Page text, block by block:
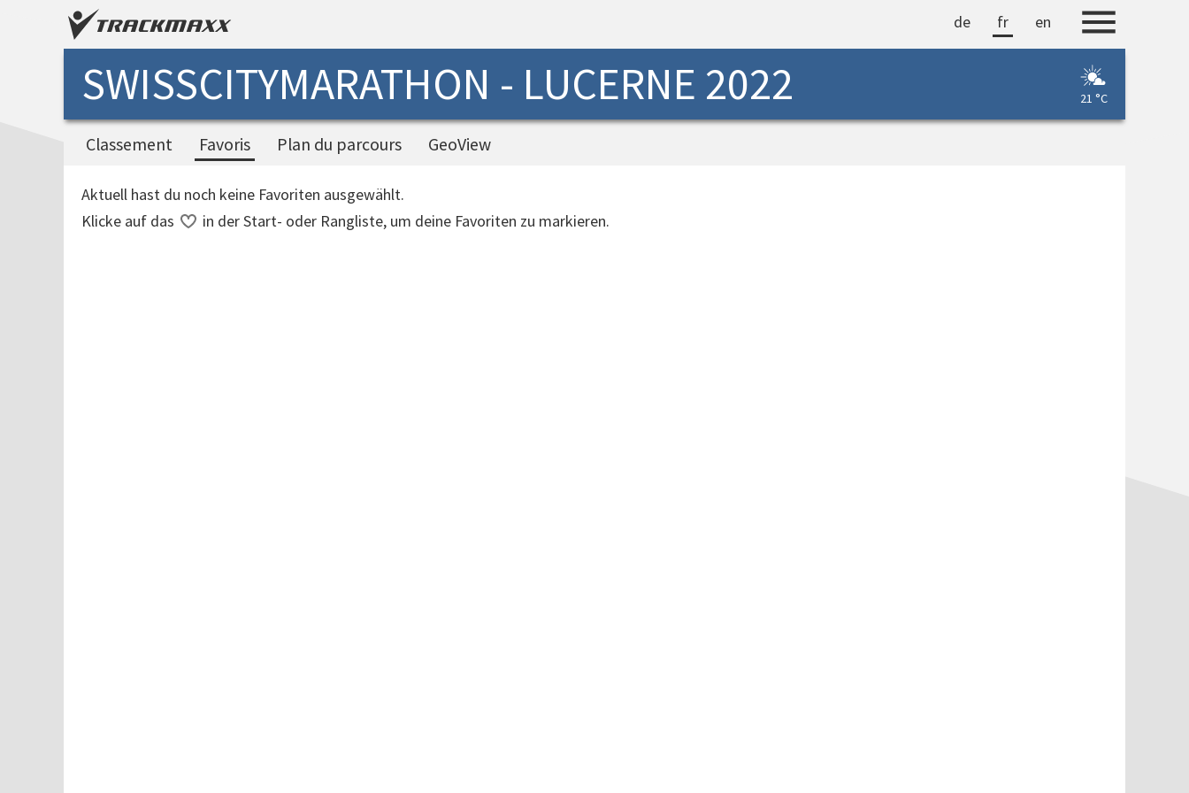
de fr en
SWISSCITYMARATHON - LUCERNE 2022 21 °C
Classement Favoris Plan du parcours GeoView
Aktuell hast du noch keine Favoriten ausgewählt.
Klicke auf das
in der Start- oder Rangliste, um deine Favoriten zu markieren.